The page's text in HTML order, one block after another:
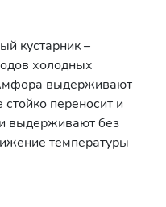
кустарник –
холодных
выдерживают
переносит и
выдерживают без
температуры